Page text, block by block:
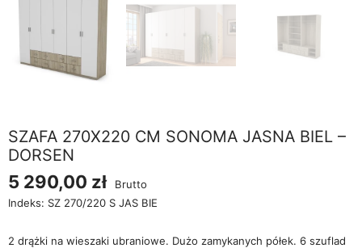
SZAFA 270X220 CM SONOMA JASNA BIEL –
DORSEN
5 290,00 zł
Brutto
Indeks: SZ 270/220 S JAS BIE
2 drążki na wieszaki ubraniowe. Dużo zamykanych półek. 6 szuflad